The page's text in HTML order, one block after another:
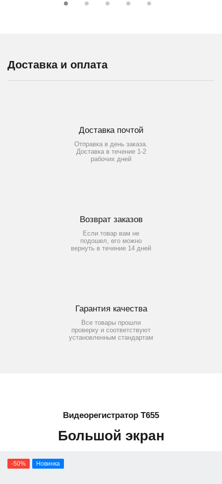
Доставка и оплата
Доставка почтой
Отправка в день заказа.
Доставка в течение 1-2
рабочих дней
Возврат заказов
Если товар вам не
подошел, его можно
вернуть в течение 14 дней
Гарантия качества
Все товары прошли
проверку и соответствуют
установленным стандартам
Видеорегистратор T655
Большой экран
-50% Новинка